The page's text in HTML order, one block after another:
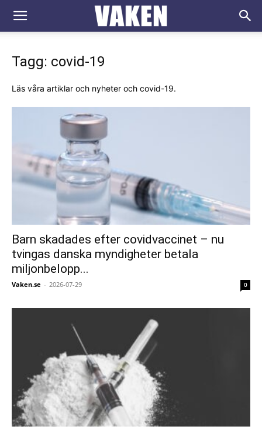
VAKEN.se
Tagg: covid-19
Läs våra artiklar och nyheter och covid-19.
Barn skadades efter covidvaccinet – nu
tvingas danska myndigheter betala
miljonbelopp...
Vaken.se - 2026-07-29 0